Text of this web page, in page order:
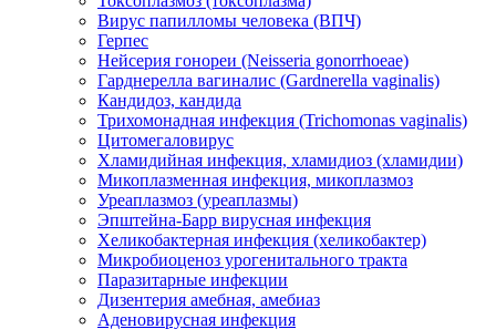
Вирус папилломы человека (ВПЧ)
Герпес
Нейсерия гонореи (Neisseria gonorrhoeae)
Гарднерелла вагиналис (Gardnerella vaginalis)
Кандидоз, кандида
Трихомонадная инфекция (Trichomonas vaginalis)
Цитомегаловирус
Хламидийная инфекция, хламидиоз (хламидии)
Микоплазменная инфекция, микоплазмоз
Уреаплазмоз (уреаплазмы)
Эпштейна-Барр вирусная инфекция
Хеликобактерная инфекция (хеликобактер)
Микробиоценоз урогенитального тракта
Паразитарные инфекции
Дизентерия амебная, амебиаз
Аденовирусная инфекция